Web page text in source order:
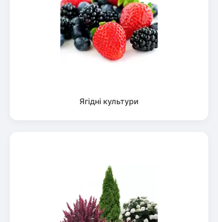
Ягідні культури